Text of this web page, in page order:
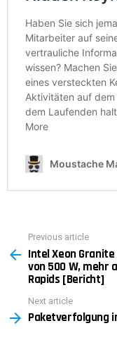
more
Previous article
Intel Xeon
von 500 W, mehr
Rapids [Bericht]
Next article
Paketverfolgung